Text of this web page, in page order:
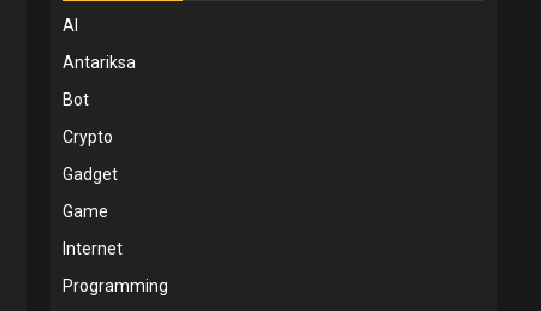
AI
Antariksa
Bot
Crypto
Gadget
Game
Internet
Programming